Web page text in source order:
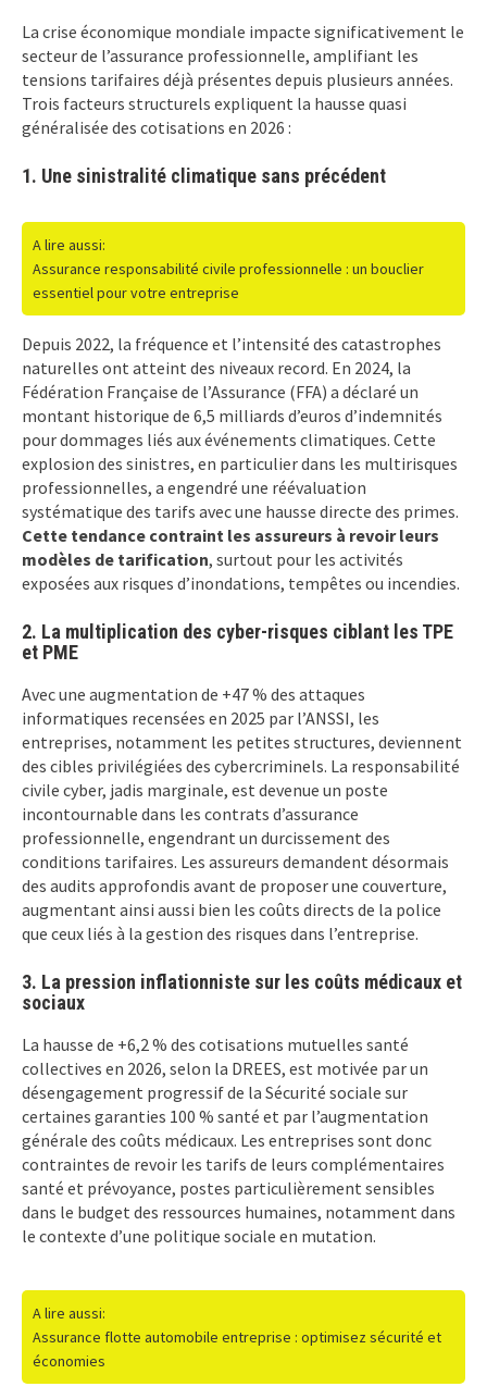
La crise économique mondiale impacte significativement le
secteur de l’assurance professionnelle, amplifiant les
tensions tarifaires déjà présentes depuis plusieurs années.
Trois facteurs structurels expliquent la hausse quasi
généralisée des cotisations en 2026 :
1. Une sinistralité climatique sans précédent
A lire aussi:
Assurance responsabilité civile professionnelle : un bouclier
essentiel pour votre entreprise
Depuis 2022, la fréquence et l’intensité des catastrophes
naturelles ont atteint des niveaux record. En 2024, la
Fédération Française de l’Assurance (FFA) a déclaré un
montant historique de 6,5 milliards d’euros d’indemnités
pour dommages liés aux événements climatiques. Cette
explosion des sinistres, en particulier dans les multirisques
professionnelles, a engendré une réévaluation
systématique des tarifs avec une hausse directe des primes.
Cette tendance contraint les assureurs à revoir leurs
modèles de tarification, surtout pour les activités
exposées aux risques d’inondations, tempêtes ou incendies.
2. La multiplication des cyber-risques ciblant les TPE
et PME
Avec une augmentation de +47 % des attaques
informatiques recensées en 2025 par l’ANSSI, les
entreprises, notamment les petites structures, deviennent
des cibles privilégiées des cybercriminels. La responsabilité
civile cyber, jadis marginale, est devenue un poste
incontournable dans les contrats d’assurance
professionnelle, engendrant un durcissement des
conditions tarifaires. Les assureurs demandent désormais
des audits approfondis avant de proposer une couverture,
augmentant ainsi aussi bien les coûts directs de la police
que ceux liés à la gestion des risques dans l’entreprise.
3. La pression inflationniste sur les coûts médicaux et
sociaux
La hausse de +6,2 % des cotisations mutuelles santé
collectives en 2026, selon la DREES, est motivée par un
désengagement progressif de la Sécurité sociale sur
certaines garanties 100 % santé et par l’augmentation
générale des coûts médicaux. Les entreprises sont donc
contraintes de revoir les tarifs de leurs complémentaires
santé et prévoyance, postes particulièrement sensibles
dans le budget des ressources humaines, notamment dans
le contexte d’une politique sociale en mutation.
A lire aussi:
Assurance flotte automobile entreprise : optimisez sécurité et
économies